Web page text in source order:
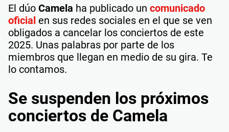
El dúo Camela ha publicado un comunicado
oficial en sus redes sociales en el que se ven
obligados a cancelar los conciertos de este
2025. Unas palabras por parte de los
miembros que llegan en medio de su gira. Te
lo contamos.
Se suspenden los próximos
conciertos de Camela